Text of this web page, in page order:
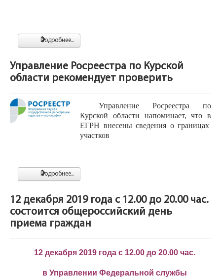
Подробнее...
Управление Росреестра по Курской
области рекомендует проверить
Управление Росреестра по
Курской области напоминает, что в
ЕГРН внесены сведения о границах
участков
Подробнее...
12 декабря 2019 года с 12.00 до 20.00 час.
состоится общероссийский день
приема граждан
12 декабря 2019 года с 12.00 до 20.00 час.
в Управлении Федеральной службы